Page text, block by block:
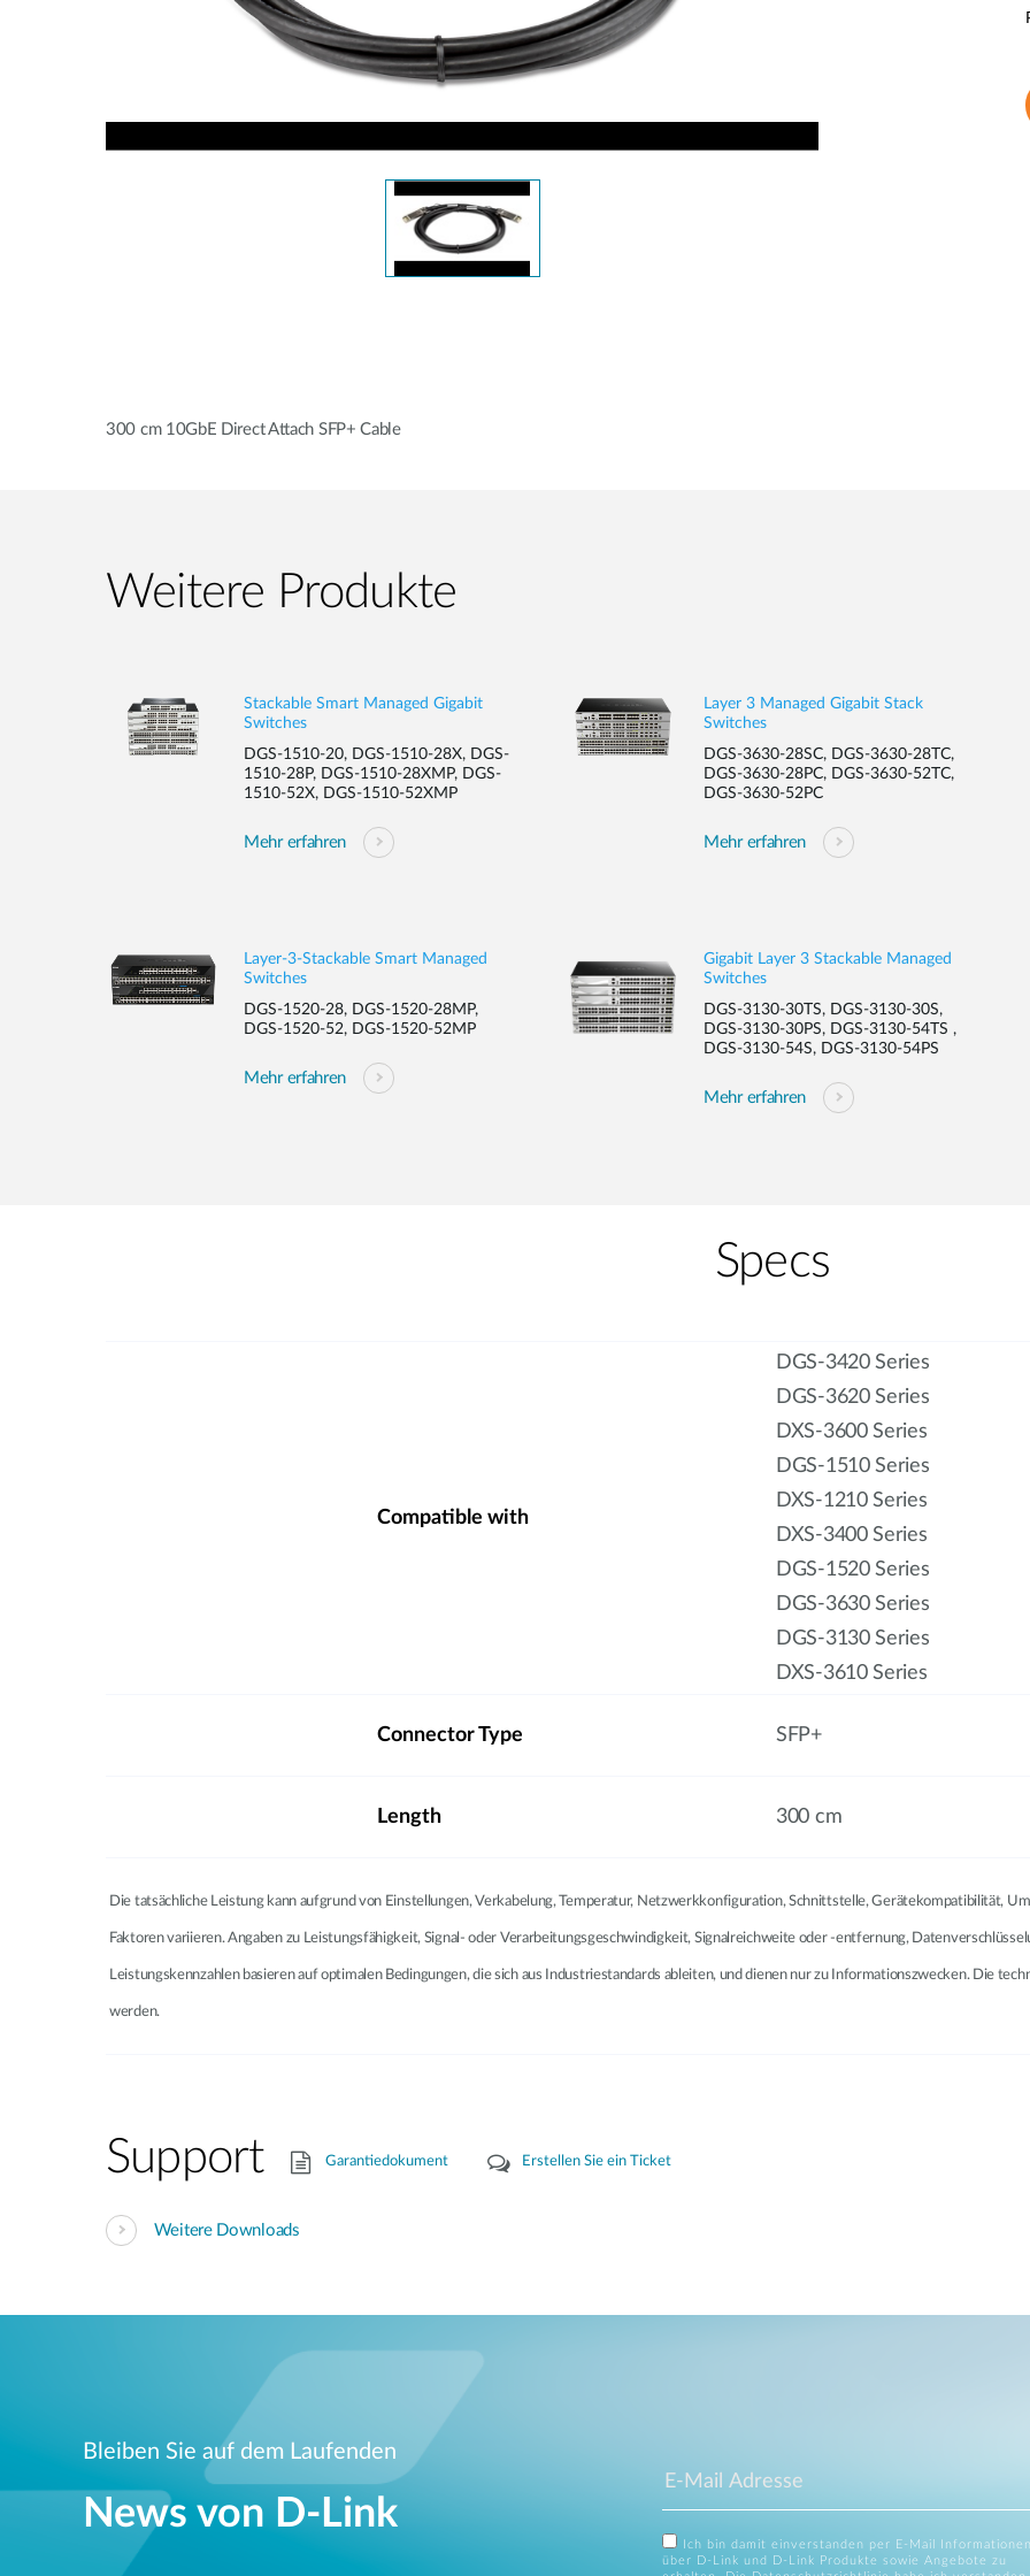
Unmanaged
300 cm 10GbE Direct Attach SFP+ Cable
Weitere Produkte
Stackable Smart Managed Gigabit
Switches
DGS-1510-20, DGS-1510-28X, DGS-
1510-28P, DGS-1510-28XMP, DGS-
1510-52X, DGS-1510-52XMP
Mehr erfahren
Layer 3 Managed Gigabit Stack
Switches
DGS-3630-28SC, DGS-3630-28TC,
DGS-3630-28PC, DGS-3630-52TC,
DGS-3630-52PC
Mehr erfahren
Layer-3-Stackable Smart Managed
Switches
DGS-1520-28, DGS-1520-28MP,
DGS-1520-52, DGS-1520-52MP
Mehr erfahren
Gigabit Layer 3 Stackable Managed
Switches
DGS-3130-30TS, DGS-3130-30S,
DGS-3130-30PS, DGS-3130-54TS ,
DGS-3130-54S, DGS-3130-54PS
Mehr erfahren
Specs
Compatible with
DGS-3420 Series
DGS-3620 Series
DXS-3600 Series
DGS-1510 Series
DXS-1210 Series
DXS-3400 Series
DGS-1520 Series
DGS-3630 Series
DGS-3130 Series
DXS-3610 Series
Connector Type SFP+
Length 300 cm
Die tatsächliche Leistung kann aufgrund von Einstellungen, Verkabelung, Temperatur, Netzwerkkonfiguration, Schnittstelle, Gerätekompatibilität,
Faktoren variieren. Angaben zu Leistungsfähigkeit, Signal- oder Verarbeitungsgeschwindigkeit, Signalreichweite oder -entfernung,
Leistungskennzahlen basieren auf optimalen Bedingungen, die sich aus Industriestandards ableiten, und dienen nur zu Informationszwecken. Die
werden.
Support Garantiedokument Erstellen Sie ein Ticket
Weitere Downloads
Bleiben Sie auf dem Laufenden
News von D‑Link
Ich bin damit einverstanden per E-Mail
über D-Link und D-Link Produkte sowie Angebote zu